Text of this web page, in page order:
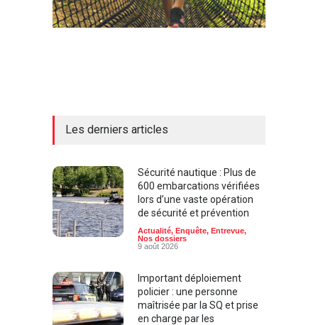
Les derniers articles
Sécurité nautique : Plus de
600 embarcations vérifiées
lors d’une vaste opération
de sécurité et prévention
Actualité, Enquête, Entrevue,
Nos dossiers
9 août 2026
Important déploiement
policier : une personne
maîtrisée par la SQ et prise
en charge par les